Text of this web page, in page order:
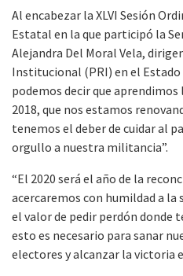
Al encabezar la XLVI Sesión
Estatal en la que participó la
Alejandra Del Moral Vela,
Institucional (PRI) en el Estado
podemos decir que aprendimos
2018, que nos estamos
tenemos el deber de cuidar al
orgullo a nuestra militancia”.
“El 2020 será el año de la
acercaremos con humildad a la
el valor de pedir perdón donde
esto es necesario para sanar
electores y alcanzar la victoria